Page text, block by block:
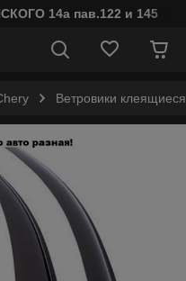
14а пав.122 и 145
Ветровики